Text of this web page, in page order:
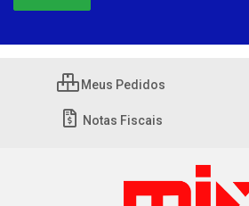
Meus Pedidos
Notas Fiscais